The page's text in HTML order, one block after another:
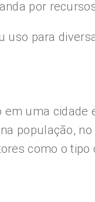
por
uso para
uma cidade
população,
como o